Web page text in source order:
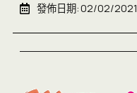
發佈日期:02/02/2021